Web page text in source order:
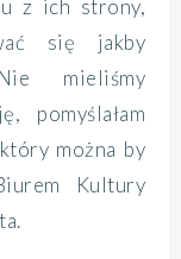
z ich strony,
się jakby
mieliśmy
pomyślałam
można by
Kultury